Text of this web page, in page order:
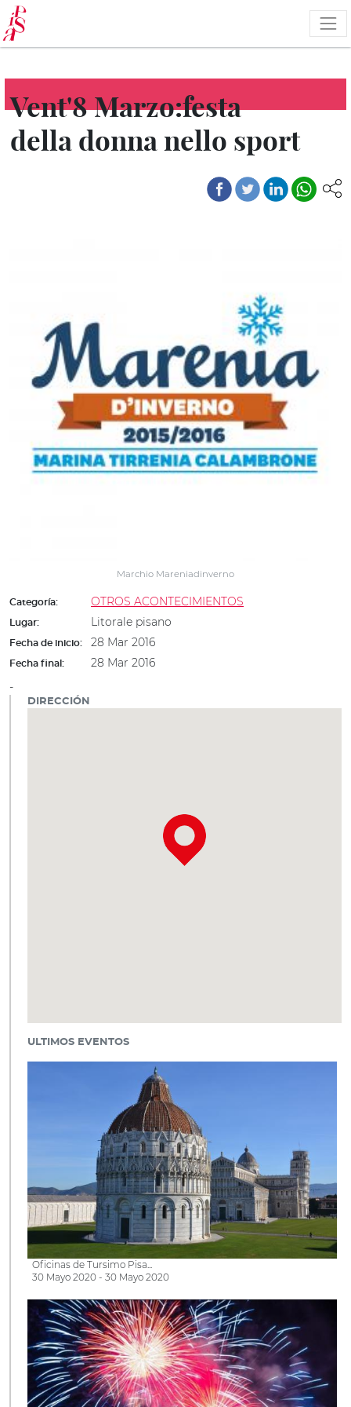
Pasar
al
contenido
principal
Vent'8 Marzo:festa
della donna nello sport
Marchio Mareniadinverno
Categoría: OTROS ACONTECIMIENTOS
Lugar: Litorale pisano
Fecha de inicio: 28 Mar 2016
Fecha final:
28 Mar 2016
-
DIRECCIÓN
ULTIMOS EVENTOS
Oficinas de Tursimo Pisa...
30 Mayo 2020 - 30 Mayo 2020